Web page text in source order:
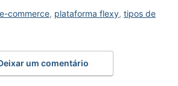
commerce, plataforma flexy, tipos de
um comentário